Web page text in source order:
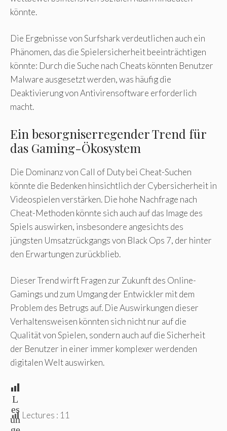
könnte.
Die Ergebnisse von Surfshark verdeutlichen auch ein
Phänomen, das die Spielersicherheit beeinträchtigen
könnte: Durch die Suche nach Cheats könnten Benutzer
Malware ausgesetzt werden, was häufig die
Deaktivierung von Antivirensoftware erforderlich
macht.
Ein besorgniserregender Trend für
das Gaming-Ökosystem
Die Dominanz von Call of Duty bei Cheat-Suchen
könnte die Bedenken hinsichtlich der Cybersicherheit in
Videospielen verstärken. Die hohe Nachfrage nach
Cheat-Methoden könnte sich auch auf das Image des
Spiels auswirken, insbesondere angesichts des
jüngsten Umsatzrückgangs von Black Ops 7, der hinter
den Erwartungen zurückblieb.
Dieser Trend wirft Fragen zur Zukunft des Online-
Gamings und zum Umgang der Entwickler mit dem
Problem des Betrugs auf. Die Auswirkungen dieser
Verhaltensweisen könnten sich nicht nur auf die
Qualität von Spielen, sondern auch auf die Sicherheit
der Benutzer in einer immer komplexer werdenden
digitalen Welt auswirken.
L
es
un
ge
Lectures : 11